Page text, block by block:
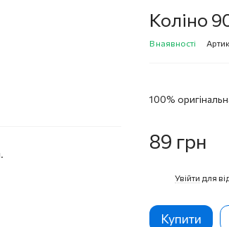
Коліно
В наявності
100%
89 грн
Увійти для
Купити